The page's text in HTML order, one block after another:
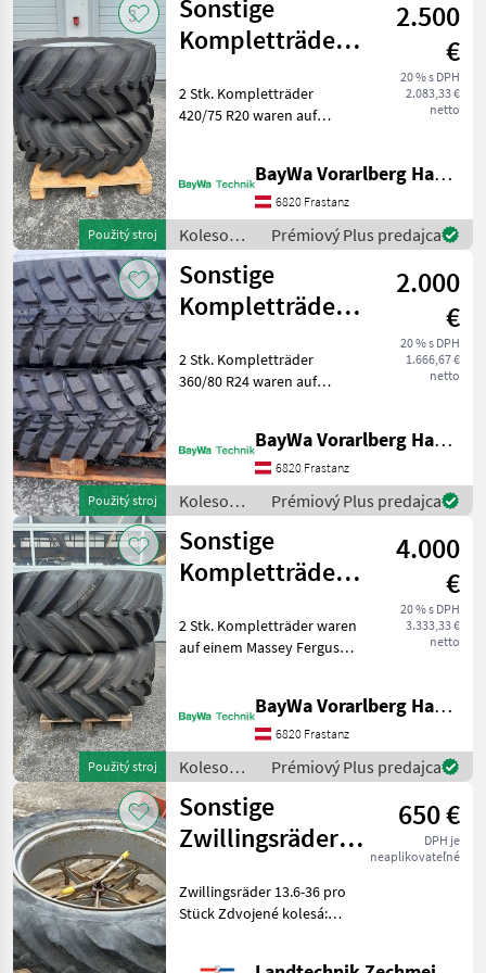
/ Sonstige
Použitý stroj
Sonstige
Kompletträder
2.500
€
20 % s DPH
2.083,33 €
netto
2 Stk. Kompletträder
420/75 R20 waren auf
konštrukcie: Radiálne
pneumatiky, Veľkosť kolesa
(priemer ráfiku): 20 palcov,
K
BayWa Vorarlberg HandelsGmbH BayWa Technik
6820 Frastanz
Koleso
/Pneumatika/Disk
/ Sonstige
Prémiový Plus predajca
Použitý stroj
Sonstige
Kompletträder
2.000
€
20 % s DPH
1.666,67 €
netto
2 Stk. Kompletträder
360/80 R24 waren auf
Bezdušové koleso (TL), typ
konštrukcie: Radiálne
pneumatiky, Veľkosť kolesa
(pr
BayWa Vorarlberg HandelsGmbH BayWa Technik
6820 Frastanz
Koleso
/Pneumatika/Disk
/ Sonstige
Prémiový Plus predajca
Použitý stroj
Sonstige
Kompletträder
4.000
€
20 % s DPH
3.333,33 €
netto
2 Stk. Kompletträder waren
auf einem Massey Ferguson
R30 Bezdušové koleso (TL),
typ konštrukcie: Radiálne
pneumati
BayWa Vorarlberg HandelsGmbH BayWa Technik
6820 Frastanz
Koleso
/Pneumatika/Disk
/ Sonstige
Prémiový Plus predajca
Sonstige
Zwillingsräder
650 €
DPH je
neaplikovateľné
Zwillingsräder 13.6-36 pro
Stück Zdvojené kolesá: